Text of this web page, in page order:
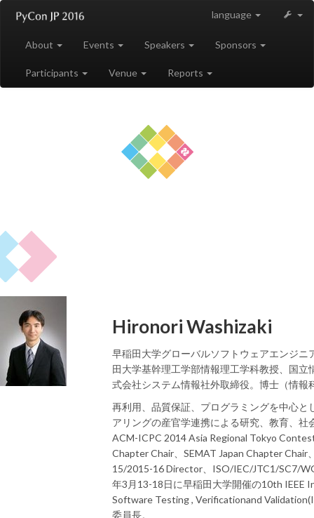
language
About Events Speakers Sponsors
Participants Venue Reports
Hironori Washizaki
早稲田大学グローバルソフトウェアエンジニ
田大学基幹理工学部情報理工学科教授、国立
式会社システム情報社外取締役。博士（情報
再利用、品質保証、プログラミングを中心と
アリングの産官学連携による研究、教育、社
ACM-ICPC 2014 Asia Regional Tokyo
Chapter Chair、SEMAT Japan Chapter Chair
15/2015-16 Director、ISO/IEC/JTC1/SC7/
年3月13-18日に早稲田大学開催の10th IEEE
Software Testing , Verificationand
委員長。